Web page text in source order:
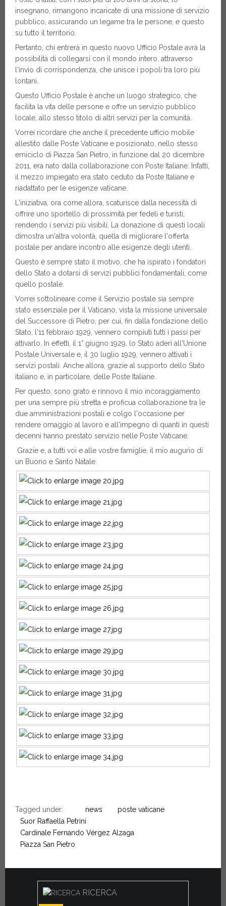
insegnano, rimangono incaricate di una missione di servizio
pubblico, assicurando un legame tra le persone, e questo
su tutto il territorio.
Pertanto, chi entrerà in questo nuovo Ufficio Postale avrà la
possibilità di collegarsi con il mondo intero, attraverso
l'invio di corrispondenza, che unisce i popoli tra loro più
lontani.
Questo Ufficio Postale è anche un luogo strategico, che
facilita la vita delle persone e offre un servizio pubblico
locale, allo stesso titolo di altri servizi per la comunità.
Vorrei ricordare che anche il precedente ufficio mobile
allestito dalle Poste Vaticane e posizionato, nello stesso
emiciclo di Piazza San Pietro, in funzione dal 20 dicembre
2011, era nato dalla collaborazione con Poste Italiane. Infatti,
il mezzo impiegato era stato ceduto da Poste Italiane e
riadattato per le esigenze vaticane.
L'iniziativa, ora come allora, scaturisce dalla necessità di
offrire uno sportello di prossimità per fedeli e turisti,
rendendo i servizi più visibili. La donazione di questi locali
dimostra un'altra volontà, quella di migliorare l'offerta
postale per andare incontro alle esigenze degli utenti.
Questo è sempre stato il motivo, che ha ispirato i fondatori
dello Stato a dotarsi di servizi pubblici fondamentali, come
quello postale.
Vorrei sottolineare come il Servizio postale sia sempre
stato essenziale per il Vaticano, vista la missione universale
del Successore di Pietro, per cui, fin dalla fondazione dello
Stato, l'11 febbraio 1929, vennero compiuti tutti i passi per
attivarlo. In effetti, il 1° giugno 1929, lo Stato aderì all'Unione
Postale Universale e, il 30 luglio 1929, vennero attivati i
servizi postali. Anche allora, grazie al supporto dello Stato
italiano e, in particolare, delle Poste Italiane.
Per questo, sono grato e rinnovo il mio incoraggiamento
per una sempre più stretta e proficua collaborazione tra le
due amministrazioni postali e colgo l'occasione per
rendere omaggio al lavoro e all'impegno di quanti in questi
decenni hanno prestato servizio nelle Poste Vaticane.
Grazie e, a tutti voi e alle vostre famiglie, il mio augurio di
un Buono e Santo Natale.
Tagged under: news
poste vaticane
Suor Raffaella Petrini
Cardinale Fernando Vérgez Alzaga
Piazza San Pietro
RICERCA